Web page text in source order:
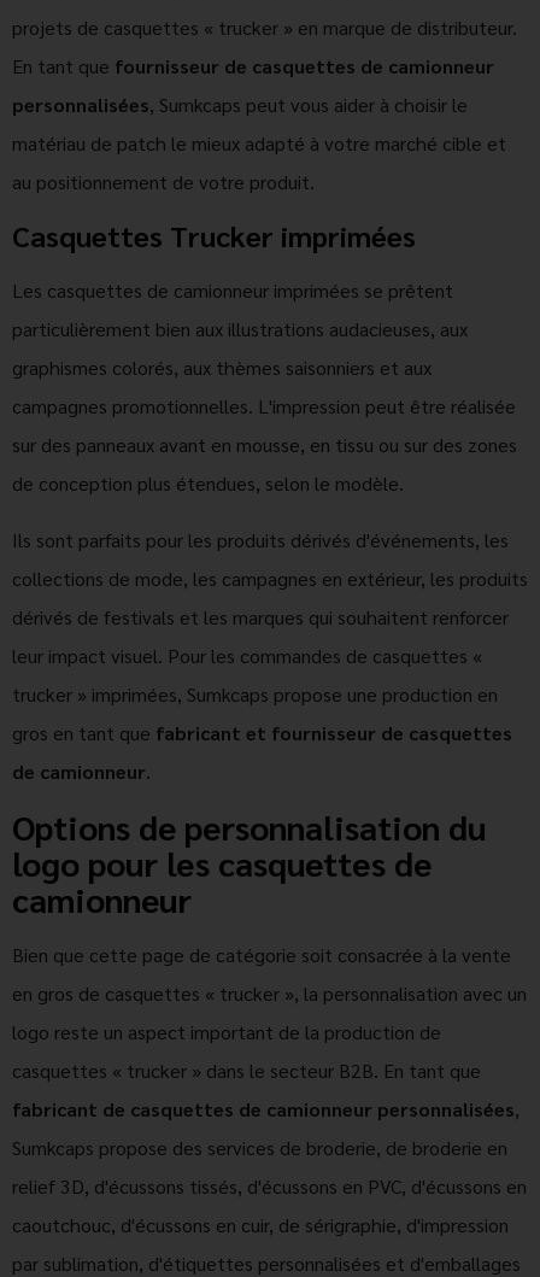
projets de casquettes « trucker » en marque de distributeur.
En tant que fournisseur de casquettes de camionneur
personnalisées, Sumkcaps peut vous aider à choisir le
matériau de patch le mieux adapté à votre marché cible et
au positionnement de votre produit.
Casquettes Trucker imprimées
Les casquettes de camionneur imprimées se prêtent
particulièrement bien aux illustrations audacieuses, aux
graphismes colorés, aux thèmes saisonniers et aux
campagnes promotionnelles. L'impression peut être réalisée
sur des panneaux avant en mousse, en tissu ou sur des zones
de conception plus étendues, selon le modèle.
Ils sont parfaits pour les produits dérivés d'événements, les
collections de mode, les campagnes en extérieur, les produits
dérivés de festivals et les marques qui souhaitent renforcer
leur impact visuel. Pour les commandes de casquettes «
trucker » imprimées, Sumkcaps propose une production en
gros en tant que fabricant et fournisseur de casquettes
de camionneur.
Options de personnalisation du
logo pour les casquettes de
camionneur
Bien que cette page de catégorie soit consacrée à la vente
en gros de casquettes « trucker », la personnalisation avec un
logo reste un aspect important de la production de
casquettes « trucker » dans le secteur B2B. En tant que
fabricant de casquettes de camionneur personnalisées,
Sumkcaps propose des services de broderie, de broderie en
relief 3D, d'écussons tissés, d'écussons en PVC, d'écussons en
caoutchouc, d'écussons en cuir, de sérigraphie, d'impression
par sublimation, d'étiquettes personnalisées et d'emballages